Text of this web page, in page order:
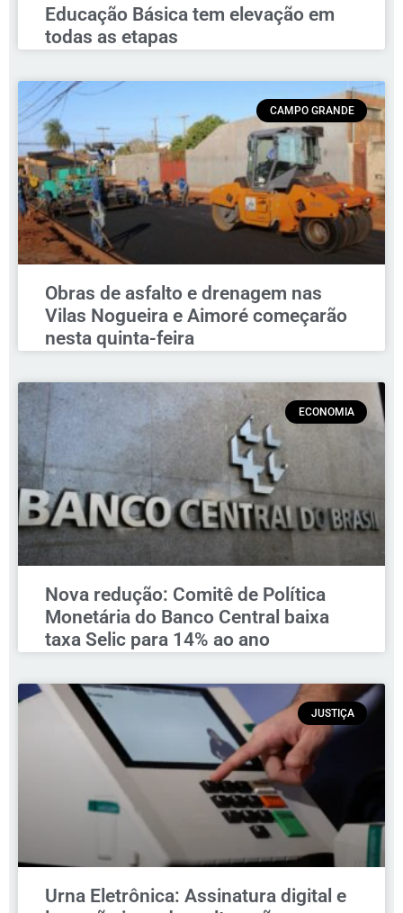
Educação Básica tem elevação em
todas as etapas
CAMPO GRANDE
Obras de asfalto e drenagem nas
Vilas Nogueira e Aimoré começarão
nesta quinta-feira
ECONOMIA
Nova redução: Comitê de Política
Monetária do Banco Central baixa
taxa Selic para 14% ao ano
JUSTIÇA
Urna Eletrônica: Assinatura digital e